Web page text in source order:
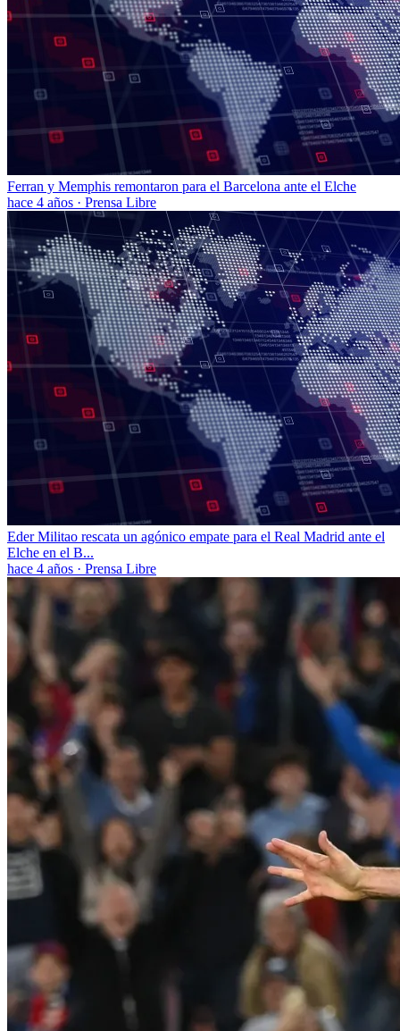
Ferran y Memphis remontaron para el Barcelona ante el Elche
hace 4 años · Prensa Libre
Eder Militao rescata un agónico empate para el Real Madrid ante el
Elche en el B...
hace 4 años · Prensa Libre